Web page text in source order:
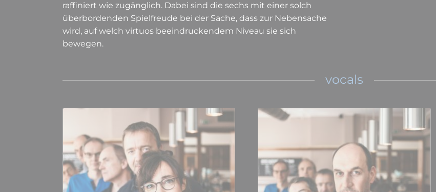
raffiniert wie zugänglich. Dabei sind die sechs mit einer solch
überbordenden Spielfreude bei der Sache, dass zur Nebensache
wird, auf welch virtuos beeindruckendem Niveau sie sich
bewegen.
vocals